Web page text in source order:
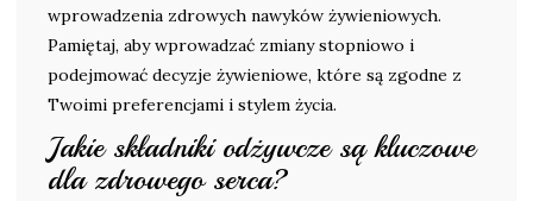
wprowadzenia zdrowych nawyków żywieniowych.
Pamiętaj, aby wprowadzać zmiany stopniowo i
podejmować decyzje żywieniowe, które są zgodne z
Twoimi preferencjami i stylem życia.
Jakie składniki odżywcze są kluczowe
dla zdrowego serca?